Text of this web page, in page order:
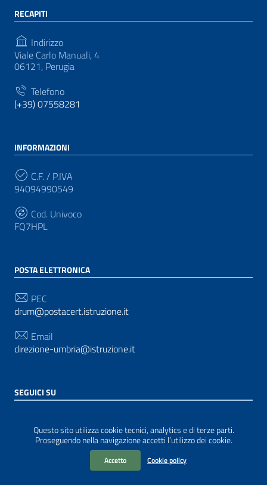
Questo sito utilizza cookie tecnici, analytics e di terze parti.
Proseguendo nella navigazione accetti l’utilizzo dei cookie.
Accetto Cookie policy
RECAPITI
Indirizzo
Viale Carlo Manuali, 4
06121, Perugia
Telefono
(+39) 07558281
INFORMAZIONI
C.F. / P.IVA
94094990549
Cod. Univoco
FQ7HPL
POSTA ELETTRONICA
PEC
drum@postacert.istruzione.it
Email
direzione-umbria@istruzione.it
SEGUICI SU
WordPress
|Tema grafico ItaliaWP2
| Basato sul
Prototipo per siti PA di AgID